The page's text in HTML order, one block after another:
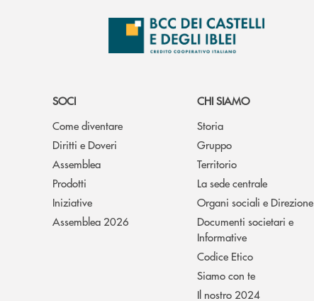
SOCI
Come diventare
Diritti e Doveri
Assemblea
Prodotti
Iniziative
Assemblea 2026
CHI SIAMO
Storia
Gruppo
Territorio
La sede centrale
Organi sociali e Direzione
Documenti societari e
Informative
Codice Etico
Siamo con te
Il nostro 2024